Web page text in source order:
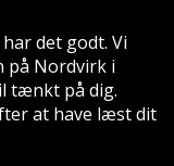
det godt. Vi
på Nordvirk i
tænkt på dig.
at have læst dit